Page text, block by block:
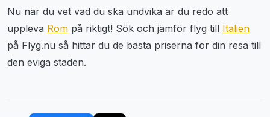
Nu när du vet vad du ska undvika är du redo att
uppleva Rom på riktigt! Sök och jämför flyg till Italien
på Flyg.nu så hittar du de bästa priserna för din resa till
den eviga staden.